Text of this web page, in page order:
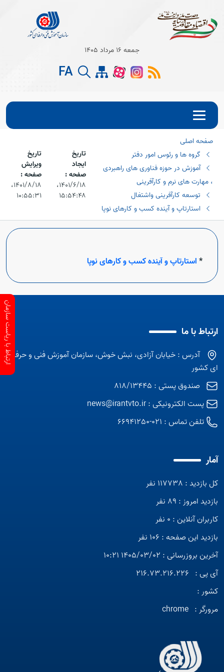
جمعه 16 مرداد 1405
FA
صفحه اصلی
گروه ها و رئوس امور دفتر
آموزش در حوزه فناوری های راهبردی
، مهارت های نرم و کارآفرینی
توسعه کارآفرینی واشتغال
استارتاپ و آینده کسب و کارهای نوپا
تاریخ
ایجاد
صفحه :
۱۴۰۱/۶/۱۸،‏
۱۵:۵۴:۴۸
تاریخ
ویرایش
صفحه :
۱۴۰۱/۸/۱۸،‏
۱۰:۵۵:۳۱
*استارتاپ و آینده کسب و کارهای نوپا
ارتباط با ما
آدرس : خیابان آزادی، نبش خوش، سازمان آموزش فنی و حرفه
ای کشور
صندوق پستی : 818/13445
پست الکترونیکی :news@irantvto.ir
تلفن تماس : 021-66941250
آمار
کل بازدید : 117738 نفر
بازدید امروز : 89 نفر
کاربران آنلاین : 0 نفر
بازدید این صفحه : 106 نفر
آخرین بروزرسانی : 1405/03/02 10:21
آی پی : 216.73.216.226
کشور :
مرورگر : chrome
ارتباط با ریاست سازمان